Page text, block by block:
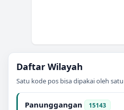
Daftar Wilayah
Satu kode pos bisa dipakai oleh
Panunggangan 15143